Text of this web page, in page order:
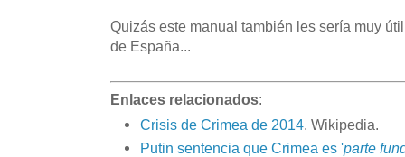
Quizás este manual también les sería muy
de España...
Enlaces relacionados:
Crisis de Crimea de 2014. Wikipedia.
Putin sentencia que Crimea es 'parte